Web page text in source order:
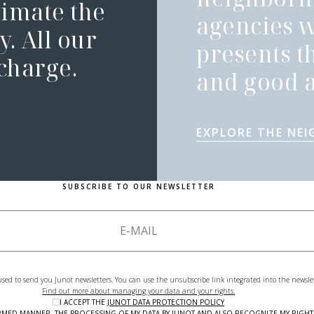
the
All our
agencies
presents
and good
EXPLORE THE
SUBSCRIBE TO OUR NEWSLETTER
to send you Junot newsletters. You can use the unsubscribe link integrated into the
Find out more about managing your data and your rights.
I ACCEPT THE JUNOT DATA PROTECTION POLICY